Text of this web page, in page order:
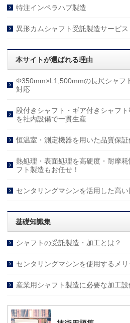
特注インペラハブ製造
異形カムシャフト受託製造サービス
本サイトが選ばれる理由
Φ350mm×L1,500mmの長尺シャフ
対応
段付きシャフト・ギア付きシャフ
を社内設備で一貫生産
恒温室・測定機器を用いた品質保証
熱処理・表面処理を高硬度・耐摩
フト製造もお任せ！
センタリングマシンを活用した高
基礎知識集
シャフトの受託製造・加工とは？
センタリングマシンを使用するメリ
産業用シャフト製造に必要な加工設